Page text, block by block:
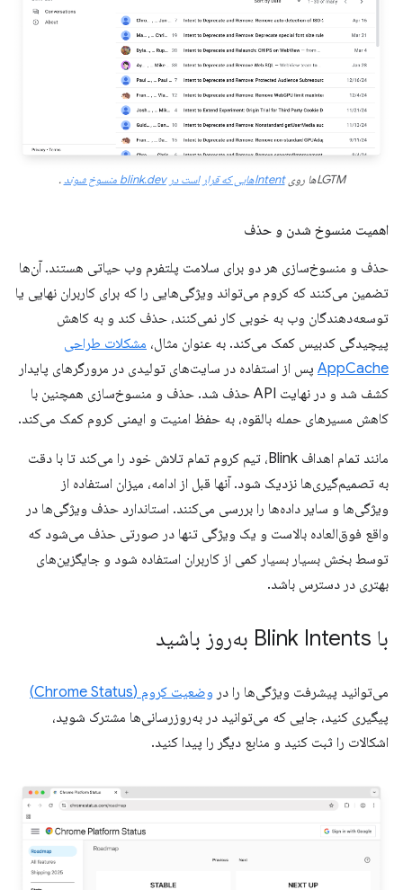
LGTMها روی Intentهایی که قرار است در blink.dev منسوخ شوند .
اهمیت منسوخ شدن و حذف
حذف و منسوخ‌سازی هر دو برای سلامت پلتفرم وب حیاتی هستند. آن‌ها
تضمین می‌کنند که کروم می‌تواند ویژگی‌هایی را که برای کاربران نهایی یا
توسعه‌دهندگان وب به خوبی کار نمی‌کنند، حذف کند و به کاهش
پیچیدگی کدبیس کمک می‌کند. به عنوان مثال، مشکلات طراحی
AppCache پس از استفاده در سایت‌های تولیدی در مرورگرهای پایدار
کشف شد و در نهایت API حذف شد. حذف و منسوخ‌سازی همچنین با
کاهش مسیرهای حمله بالقوه، به حفظ امنیت و ایمنی کروم کمک می‌کند.
مانند تمام اهداف Blink، تیم کروم تمام تلاش خود را می‌کند تا با دقت
به تصمیم‌گیری‌ها نزدیک شود. آنها قبل از ادامه، میزان استفاده از
ویژگی‌ها و سایر داده‌ها را بررسی می‌کنند. استاندارد حذف ویژگی‌ها در
واقع فوق‌العاده بالاست و یک ویژگی تنها در صورتی حذف می‌شود که
توسط بخش بسیار بسیار کمی از کاربران استفاده شود و جایگزین‌های
بهتری در دسترس باشد.
با Blink Intents به‌روز باشید
می‌توانید پیشرفت ویژگی‌ها را در وضعیت کروم (Chrome Status)
پیگیری کنید، جایی که می‌توانید در به‌روزرسانی‌ها مشترک شوید،
اشکالات را ثبت کنید و منابع دیگر را پیدا کنید.